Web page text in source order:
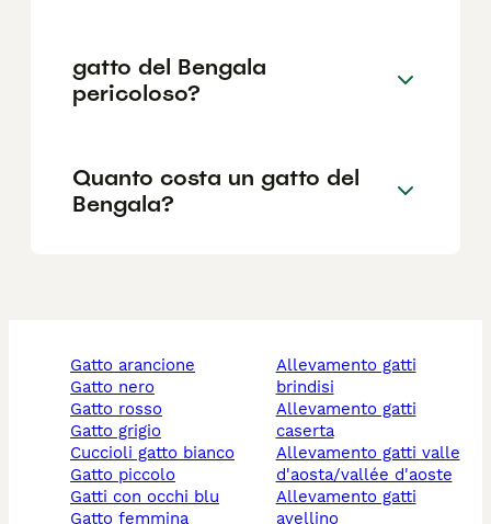
gatto del Bengala
pericoloso?
Quanto costa un gatto del
Bengala?
gatto arancione
gatto nero
gatto rosso
gatto grigio
cuccioli gatto bianco
gatto piccolo
gatti con occhi blu
gatto femmina
allevamento gatti
brindisi
allevamento gatti
caserta
allevamento gatti valle
d'aosta/vallée d'aoste
allevamento gatti
avellino